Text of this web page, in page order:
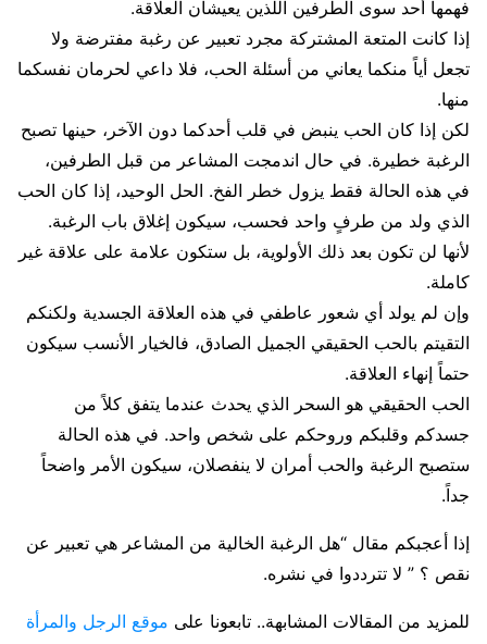
فهمها أحد سوى الطرفين اللذين يعيشان العلاقة.
إذا كانت المتعة المشتركة مجرد تعبير عن رغبة مفترضة ولا
تجعل أياً منكما يعاني من أسئلة الحب، فلا داعي لحرمان نفسكما
منها.
لكن إذا كان الحب ينبض في قلب أحدكما دون الآخر، حينها تصبح
الرغبة خطيرة. في حال اندمجت المشاعر من قبل الطرفين،
في هذه الحالة فقط يزول خطر الفخ. الحل الوحيد، إذا كان الحب
الذي ولد من طرفٍ واحد فحسب، سيكون إغلاق باب الرغبة.
لأنها لن تكون بعد ذلك الأولوية، بل ستكون علامة على علاقة غير
كاملة.
وإن لم يولد أي شعور عاطفي في هذه العلاقة الجسدية ولكنكم
التقيتم بالحب الحقيقي الجميل الصادق، فالخيار الأنسب سيكون
حتماً إنهاء العلاقة.
الحب الحقيقي هو السحر الذي يحدث عندما يتفق كلاً من
جسدكم وقلبكم وروحكم على شخص واحد. في هذه الحالة
ستصبح الرغبة والحب أمران لا ينفصلان، سيكون الأمر واضحاً
جداً.
إذا أعجبكم مقال “هل الرغبة الخالية من المشاعر هي تعبير عن
نقص ؟ ” لا تترددوا في نشره.
للمزيد من المقالات المشابهة.. تابعونا على موقع الرجل والمرأة